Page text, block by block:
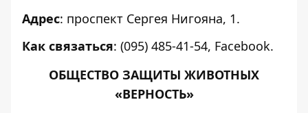
Адрес: проспект Сергея Нигояна, 1.
Как связаться: (095) 485-41-54, Facebook.
ОБЩЕСТВО ЗАЩИТЫ ЖИВОТНЫХ
«ВЕРНОСТЬ»